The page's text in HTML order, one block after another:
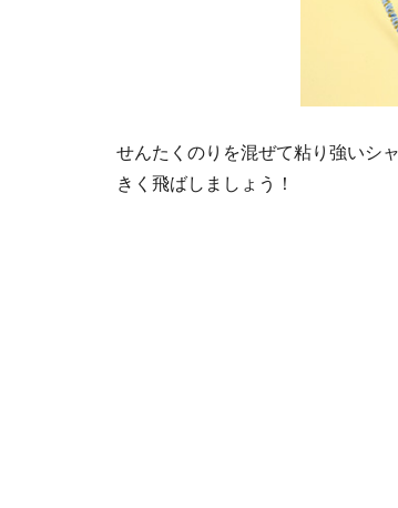
せんたくのりを混ぜて粘り強いシ
きく飛ばしましょう！